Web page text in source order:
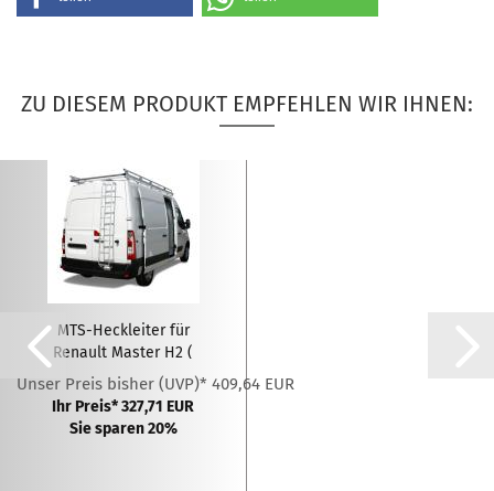
ZU DIESEM PRODUKT EMPFEHLEN WIR IHNEN:
MTS-Heckleiter für
Renault Master H2 (
2010...
Unser Preis bisher (UVP)* 409,64 EUR
Ihr Preis* 327,71 EUR
Sie sparen 20%